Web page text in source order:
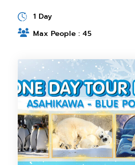
1 Day
Max People : 45